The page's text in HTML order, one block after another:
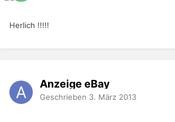
Herlich !!!!!
Anzeige eBay
Geschrieben 3. März 2013